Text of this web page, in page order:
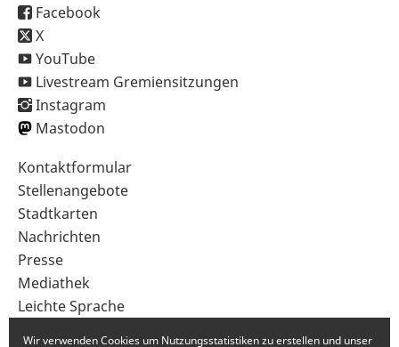
Facebook
X
YouTube
Livestream Gremiensitzungen
Instagram
Mastodon
Sekundärnavigation
im
Fußbereich
Kontaktformular
Stellenangebote
Stadtkarten
Nachrichten
Presse
Mediathek
Leichte Sprache
Wir verwenden Cookies um Nutzungsstatistiken zu erstellen und unser